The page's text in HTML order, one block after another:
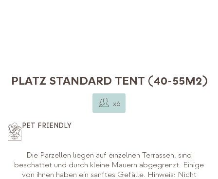
PLATZ STANDARD TENT (40-55M2)
x6
PET FRIENDLY
Die Parzellen liegen auf einzelnen Terrassen, sind
beschattet und durch kleine Mauern abgegrenzt. Einige
von ihnen haben ein sanftes Gefälle. Hinweis: Nicht